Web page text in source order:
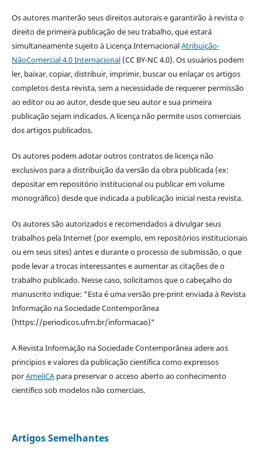
Os autores manterão seus direitos autorais e garantirão à revista o
direito de primeira publicação de seu trabalho, que estará
simultaneamente sujeito à Licença InternacionalAtribuição-
NãoComercial 4.0 Internacional(CC BY-NC 4.0). Os usuários podem
ler, baixar, copiar, distribuir, imprimir, buscar ou enlaçar os artigos
completos desta revista, sem a necessidade de requerer permissão
ao editor ou ao autor, desde que seu autor e sua primeira
publicação sejam indicados. A licença não permite usos comerciais
dos artigos publicados.
Os autores podem adotar outros contratos de licença não
exclusivos para a distribuição da versão da obra publicada (ex:
depositar em repositório institucional ou publicar em volume
monográfico) desde que indicada a publicação inicial nesta revista.
Os autores são autorizados e recomendados a divulgar seus
trabalhos pela Internet (por exemplo, em repositórios institucionais
ou em seus sites) antes e durante o processo de submissão, o que
pode levar a trocas interessantes e aumentar as citações de o
trabalho publicado. Nesse caso, solicitamos que o cabeçalho do
manuscrito indique: "Esta é uma versão pre-print enviada à Revista
Informação na Sociedade Contemporânea
(https://periodicos.ufrn.br/informacao)"
A Revista Informação na Sociedade Contemporânea adere aos
principios e valores da publicação científica como expressos
porAmeliCApara preservar o acceso aberto ao conhecimento
científico sob modelos não comerciais.
Artigos Semelhantes